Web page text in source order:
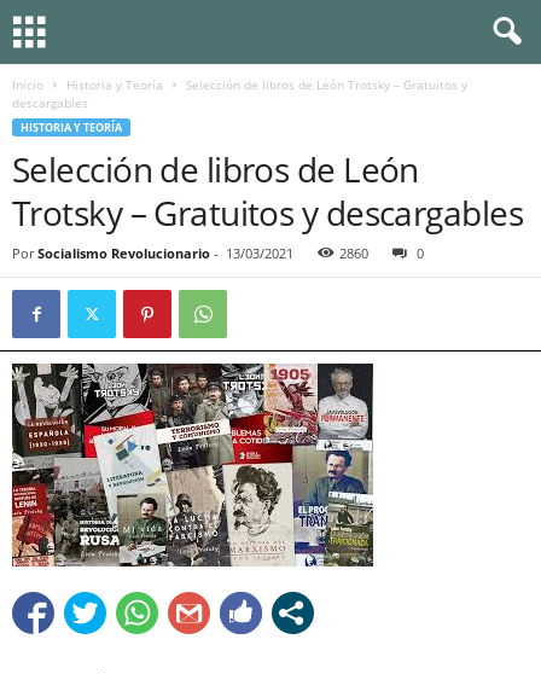
Inicio Historia y Teoría
Selección de libros de León Trotsky – Gratuitos y
descargables
HISTORIA Y TEORÍA
Selección de libros de León
Trotsky – Gratuitos y descargables
Por Socialismo Revolucionario - 13/03/2021 2860 0